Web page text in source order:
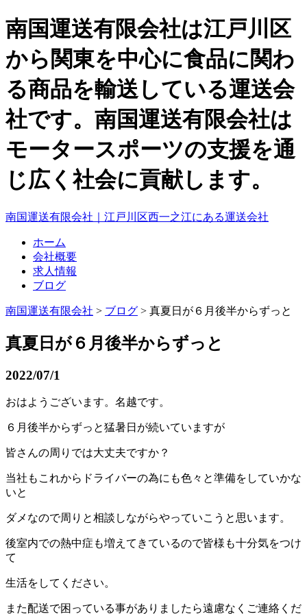
南国運送有限会社は江戸川区
から関東を中心に食品に関わ
る商品を輸送している運送会
社です。南国運送有限会社は
モータースポーツの支援を通
じ広く社会に貢献します。
南国運送有限会社｜江戸川区西一之江にある運送会社
ホーム
会社概要
求人情報
ブログ
南国運送有限会社 > ブログ > 真夏日が６月後半からずっと
真夏日が６月後半からずっと
2022/07/1
おはようございます。名越です。
６月後半からずっと猛暑日が続いていますが
皆さんの周りでは大丈夫ですか？
当社もこれからドライバーの為にも色々と準備をしていかな
いと
ダメなので周りと相談しながらやっていこうと思います。
後室内での熱中症も増えてきているので皆様も十分気をつけ
て
生活をしてください。
また配送で困っている事がありましたら遠慮なくご連絡くだ